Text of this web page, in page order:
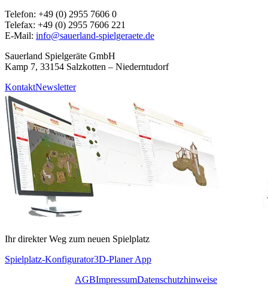
Telefon: +49 (0) 2955 7606 0
Telefax: +49 (0) 2955 7606 221
E-Mail: info@sauerland-spielgeraete.de
Sauerland Spielgeräte GmbH
Kamp 7, 33154 Salzkotten – Niederntudorf
KontaktNewsletter
Ihr direkter Weg zum neuen Spielplatz
Spielplatz-Konfigurator3D-Planer App
AGBImpressumDatenschutzhinweise